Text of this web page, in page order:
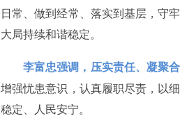
日常、做到经常、落实到基层，守
大局持续和谐稳定。
李富忠强调，压实责任、凝聚
增强忧患意识，认真履职尽责，以
稳定、人民安宁。